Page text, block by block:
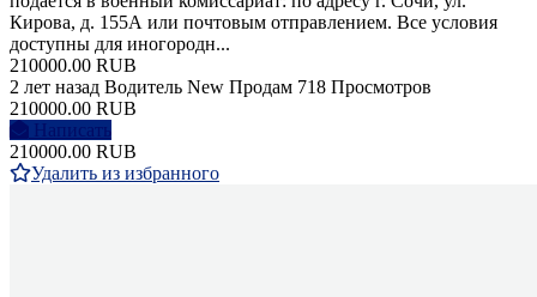
Кирова, д. 155А или почтовым отправлением. Все условия
доступны для иногородн...
210000.00 RUB
2 лет назад Водитель New Продам 718 Просмотров
210000.00 RUB
Написать
210000.00 RUB
Удалить из избранного